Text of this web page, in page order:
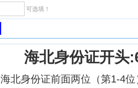
可选填！
海北身份证开头
海北身份证前面两位（第1-4